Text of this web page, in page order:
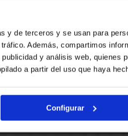
y de terceros y se usan para
Además, compartimos
y análisis web, quienes
a partir del uso que haya
Configurar
Fernando Buesa
Errepidea Z/G
01013 Gasteiz